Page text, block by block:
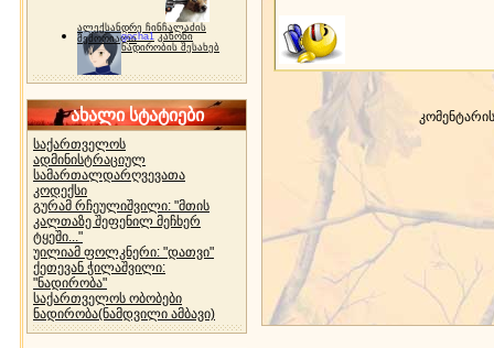
ალექსანდრე ჩინჩალაძის
მემორიალიgocha1 კანონი
ნადირობის შესახებ
ახალი სტატიები
საქართველოს
ადმინისტრაციულ
სამართალდარღვევათა
კოდექსი
გურამ რჩეულიშვილი: "მთის
კალთაზე შეფენილ მეჩხერ
ტყეში..."
უილიამ ფოლკნერი: "დათვი"
ქეთევან ჭილაშვილი:
"ნადირობა"
საქართველოს ობობები
ნადირობა(ნამდვილი ამბავი)